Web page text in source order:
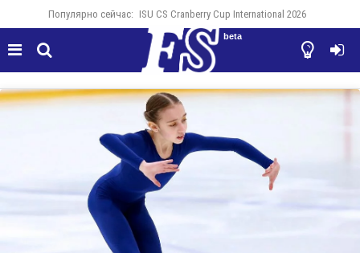
Популярно сейчас: ISU CS Cranberry Cup International 2026
  

beta